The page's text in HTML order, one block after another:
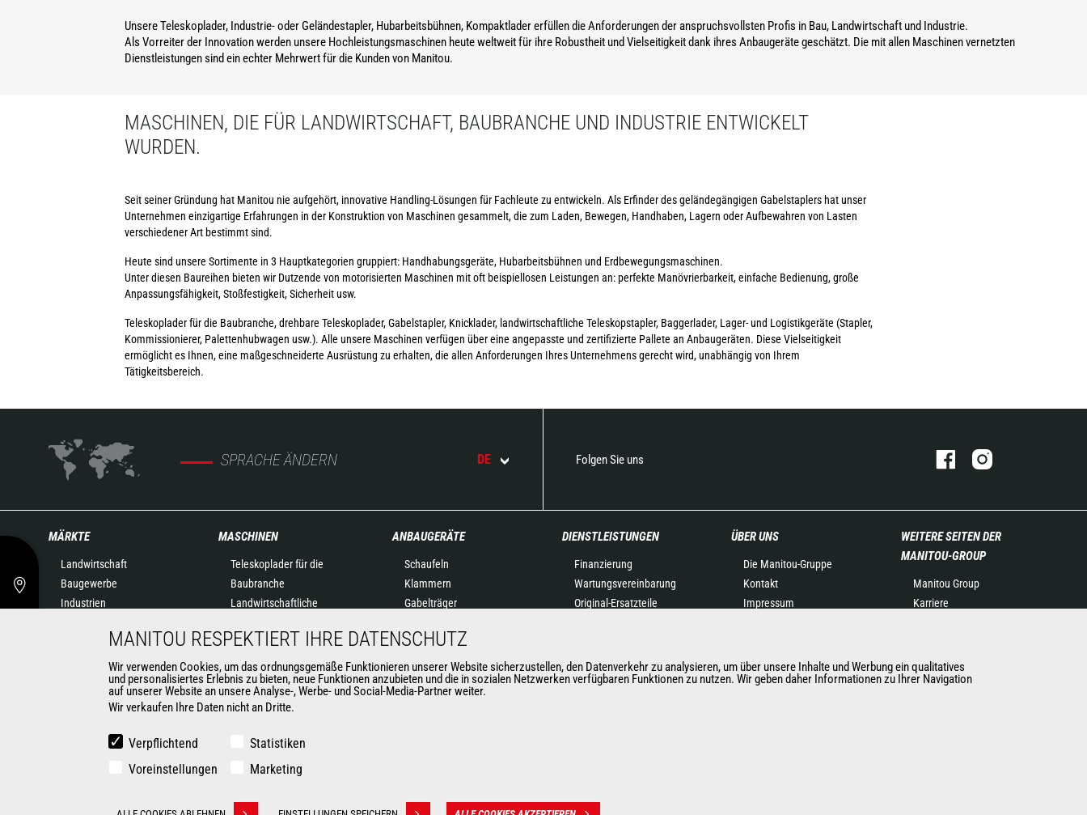
Unsere Teleskoplader, Industrie- oder Geländestapler, Hubarbeitsbühnen, Kompaktlader erfüllen die Anforderungen der anspruchsvollsten Profis in Bau, Landwirtschaft und Industrie.
Als Vorreiter der Innovation werden unsere Hochleistungsmaschinen heute weltweit für ihre Robustheit und Vielseitigkeit dank ihres Anbaugeräte geschätzt. Die mit allen Maschinen vernetzten
Dienstleistungen sind ein echter Mehrwert für die Kunden von Manitou.
MASCHINEN, DIE FÜR LANDWIRTSCHAFT, BAUBRANCHE UND INDUSTRIE ENTWICKELT
WURDEN.
Seit seiner Gründung hat Manitou nie aufgehört, innovative Handling-Lösungen für Fachleute zu entwickeln. Als Erfinder des geländegängigen Gabelstaplers hat unser
Unternehmen einzigartige Erfahrungen in der Konstruktion von Maschinen gesammelt, die zum Laden, Bewegen, Handhaben, Lagern oder Aufbewahren von Lasten
verschiedener Art bestimmt sind.
Heute sind unsere Sortimente in 3 Hauptkategorien gruppiert: Handhabungsgeräte, Hubarbeitsbühnen und Erdbewegungsmaschinen.
Unter diesen Baureihen bieten wir Dutzende von motorisierten Maschinen mit oft beispiellosen Leistungen an: perfekte Manövrierbarkeit, einfache Bedienung, große
Anpassungsfähigkeit, Stoßfestigkeit, Sicherheit usw.
Teleskoplader für die Baubranche, drehbare Teleskoplader, Gabelstapler, Knicklader, landwirtschaftliche Teleskopstapler, Baggerlader, Lager- und Logistikgeräte (Stapler,
Kommissionierer, Palettenhubwagen usw.). Alle unsere Maschinen verfügen über eine angepasste und zertifizierte Pallete an Anbaugeräten. Diese Vielseitigkeit
ermöglicht es Ihnen, eine maßgeschneiderte Ausrüstung zu erhalten, die allen Anforderungen Ihres Unternehmens gerecht wird, unabhängig von Ihrem
Tätigkeitsbereich.
SPRACHE ÄNDERN DE Folgen Sie uns
MÄRKTE
Landwirtschaft
Baugewerbe
Industrien
Luftfahrtindustrie
Rüstungsindustrie
MASCHINEN
Teleskoplader für die
Baubranche
Landwirtschaftliche
Drehbare Teleskoplader
Knicklader
Hubarbeitsbühnen
Lagertechnik
Gabelstapler
Automatisierte Lösungen für
ANBAUGERÄTE
Schaufeln
Klammern
Gabelträger
Kranausleger
Arbeitskörbe
Betonkübel
DIENSTLEISTUNGEN
Finanzierung
Wartungsvereinbarung
Original-Ersatzteile
Schulung
ÜBER UNS
Die Manitou-Gruppe
Kontakt
Impressum
Neuigkeiten
Geschichte
WEITERE SEITEN DER
MANITOU-GROUP
Manitou Group
Karriere
Gehl
Manitou Group
MANITOU RESPEKTIERT IHRE DATENSCHUTZ
Wir verwenden Cookies, um das ordnungsgemäße Funktionieren unserer Website sicherzustellen, den Datenverkehr zu analysieren, um über unsere Inhalte und Werbung ein qualitatives
und personalisiertes Erlebnis zu bieten, neue Funktionen anzubieten und die in sozialen Netzwerken verfügbaren Funktionen zu nutzen. Wir geben daher Informationen zu Ihrer Navigation
auf unserer Website an unsere Analyse-, Werbe- und Social-Media-Partner weiter.
Wir verkaufen Ihre Daten nicht an Dritte.
Verpflichtend
Statistiken
Voreinstellungen
Marketing